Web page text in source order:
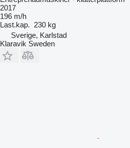
2017
196 m/h
Last.kap. 230 kg
Sverige, Karlstad
Klaravik Sweden